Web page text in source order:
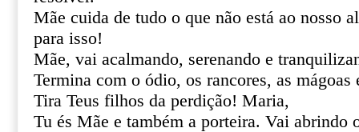
Mãe cuida de tudo o que não está ao nosso
para isso!
Mãe, vai acalmando, serenando e
Termina com o ódio, os rancores, as mágoas
Tira Teus filhos da perdição! Maria,
Tu és Mãe e também a porteira. Vai abrindo